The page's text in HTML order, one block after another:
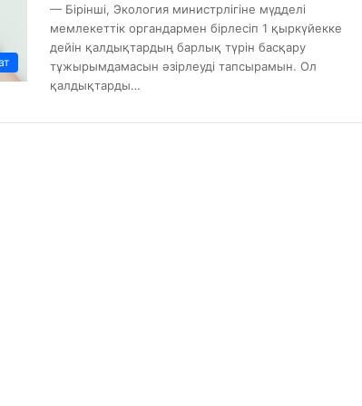
— Бірінші, Экология министрлігіне мүдделі
мемлекеттік органдармен бірлесіп 1 қыркүйекке
дейін қалдықтардың барлық түрін басқару
тұжырымдамасын әзірлеуді тапсырамын. Ол
қалдықтарды…